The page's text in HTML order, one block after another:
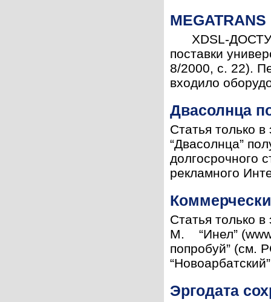
XDSL-
поставки
8/2000, с. 22).
входило
Двасолнца
Статья только
“Двасолнца”
долгосрочного
рекламного
Статья только
М. “Инел”
попробуй” (см.
Эргодата